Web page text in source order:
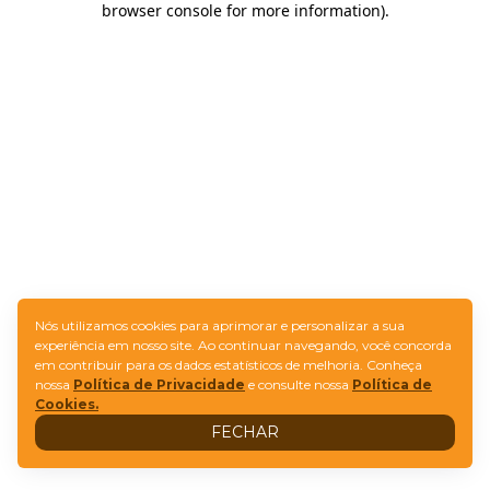
browser console for more information).
Nós utilizamos cookies para aprimorar e personalizar a sua
experiência em nosso site. Ao continuar navegando, você concorda
em contribuir para os dados estatísticos de melhoria. Conheça
nossa Política de Privacidade e consulte nossa Política de
Cookies.
FECHAR